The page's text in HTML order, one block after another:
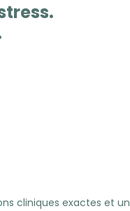
cliniques exactes et un